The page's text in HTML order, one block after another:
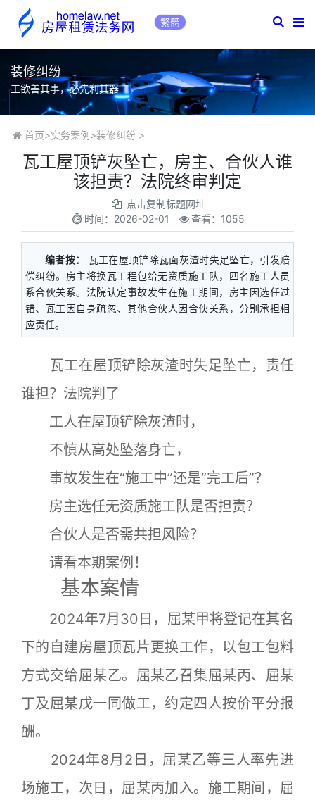
繁體
装修纠纷
工欲善其事，必先利其器
首页>实务案例 >装修纠纷>
瓦工屋顶铲灰坠亡，房主、合伙人谁
该担责？法院终审判定
点击复制标题网址
时间： 2026-02-01 查看：1055
编者按：
瓦工在屋顶铲除瓦面灰渣时失足坠亡，引发赔
偿纠纷。房主将换瓦工程包给无资质施工队，四名施工人员
系合伙关系。法院认定事故发生在施工期间，房主因选任过
错、瓦工因自身疏忽、其他合伙人因合伙关系，分别承担相
应责任。
瓦工在屋顶铲除灰渣时失足坠亡，责任
谁担？法院判了
工人在屋顶铲除灰渣时，
不慎从高处坠落身亡，
事故发生在“施工中”还是“完工后”？
房主选任无资质施工队是否担责？
合伙人是否需共担风险？
请看本期案例！
基本案情
2024年7月30日，屈某甲将登记在其名
下的自建房屋顶瓦片更换工作，以包工包料
方式交给屈某乙。屈某乙召集屈某丙、屈某
丁及屈某戊一同做工，约定四人按价平分报
酬。
2024年8月2日，屈某乙等三人率先进
场施工，次日，屈某丙加入。施工期间，屈